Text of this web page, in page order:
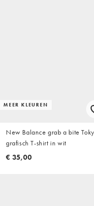
MEER KLEUREN
New Balance grab a bite
grafisch T-shirt in wit
€ 35,00